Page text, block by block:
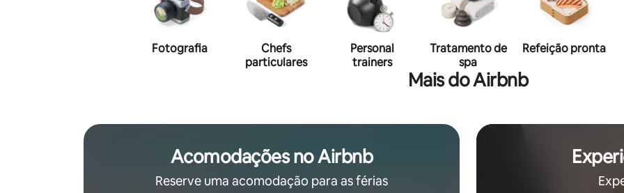
Fotografia
Chefs
particulares
Personal
trainers
Tratamento de
spa
Refeição pronta
Mais do Airbnb
Acomodações no Airbnb
Reserve uma acomodação para as férias